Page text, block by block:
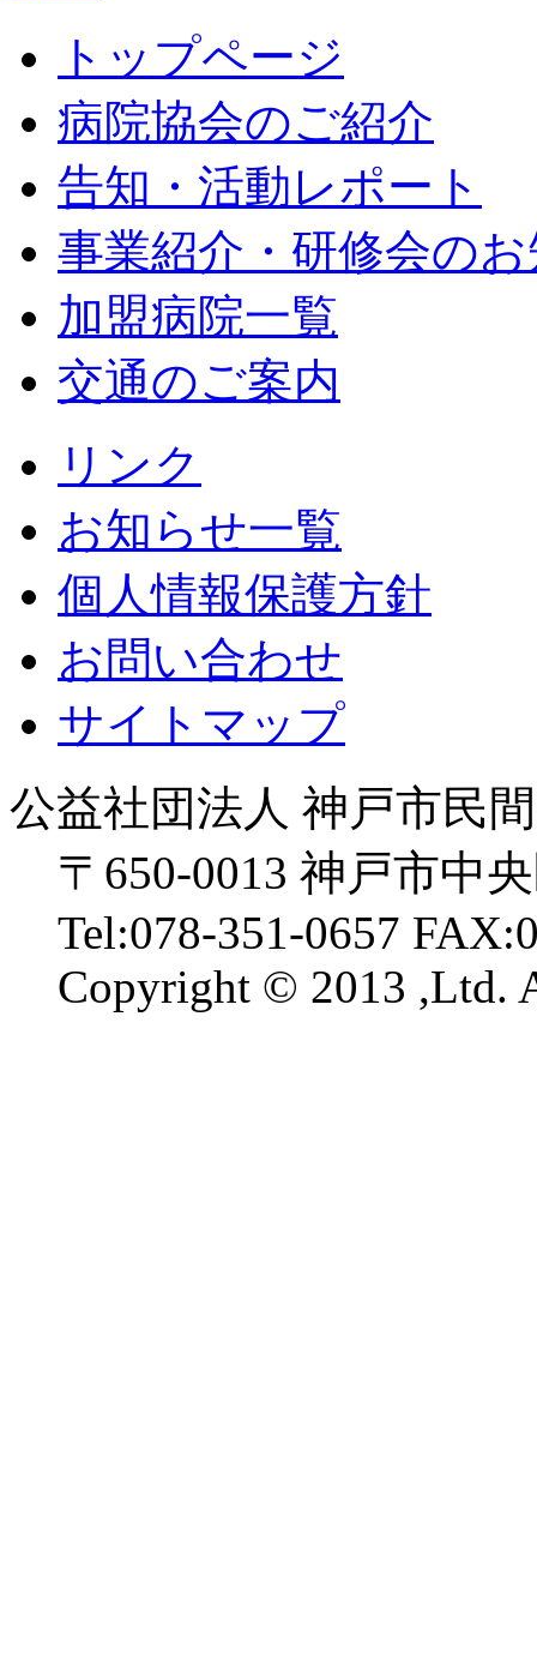
トップページ
病院協会のご紹介
告知・活動レポート
事業紹介・研修会の
加盟病院一覧
交通のご案内
リンク
お知らせ一覧
個人情報保護方針
お問い合わせ
サイトマップ
公益社団法人 神戸市民
〒650-0013 神戸市中
Tel:078-351-0657
Copyright © 2013 ,Ltd.